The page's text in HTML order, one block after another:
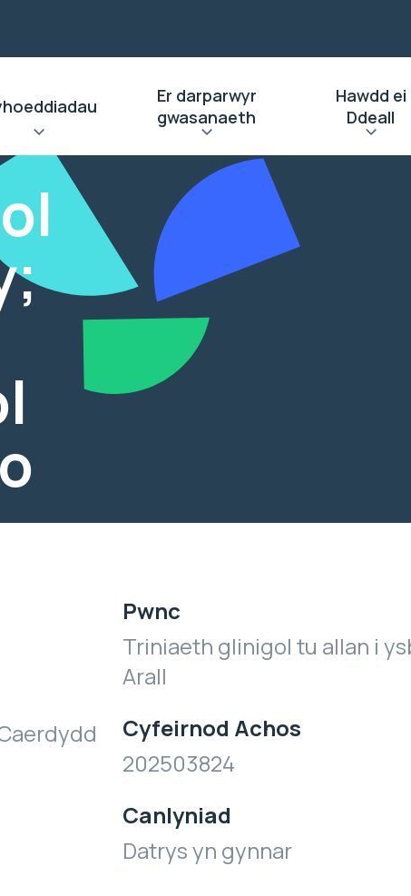
Er darparwyr
gwasanaeth
Hawdd ei
Ddeall
Pwnc
Triniaeth glinigol tu allan i
Arall
Cyfeirnod Achos
202503824
Canlyniad
Datrys yn gynnar